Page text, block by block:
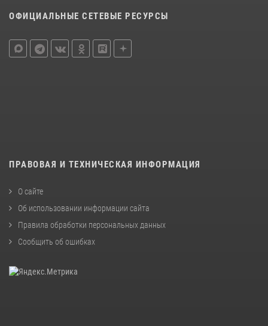
ОФИЦИАЛЬНЫЕ СЕТЕВЫЕ РЕСУРСЫ
ПРАВОВАЯ И ТЕХНИЧЕСКАЯ ИНФОРМАЦИЯ
О сайте
Об использовании информации сайта
Правила обработки персональных данных
Сообщить об ошибках